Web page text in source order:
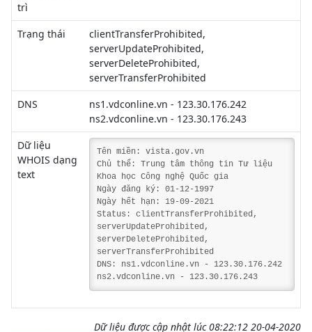
trì
Trạng thái
clientTransferProhibited,
serverUpdateProhibited,
serverDeleteProhibited,
serverTransferProhibited
DNS
ns1.vdconline.vn - 123.30.176.242
ns2.vdconline.vn - 123.30.176.243
Dữ liệu
WHOIS dạng
text
Tên miền: vista.gov.vn
Chủ thể: Trung tâm thông tin Tư liệu
Khoa học Công nghệ Quốc gia
Ngày đăng ký: 01-12-1997
Ngày hết hạn: 19-09-2021
Status: clientTransferProhibited,
serverUpdateProhibited,
serverDeleteProhibited,
serverTransferProhibited
DNS: ns1.vdconline.vn - 123.30.176.242
ns2.vdconline.vn - 123.30.176.243
Dữ liệu được cập nhật lúc 08:22:12 20-04-2020